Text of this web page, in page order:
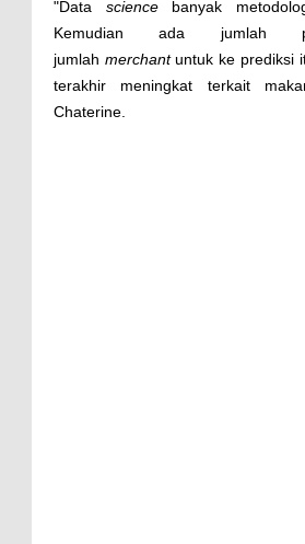
"Data sciencebanyak
Kemudian ada jumlah
jumlah merchantuntuk ke prediksi
terakhir meningkat terkait
Chaterine.